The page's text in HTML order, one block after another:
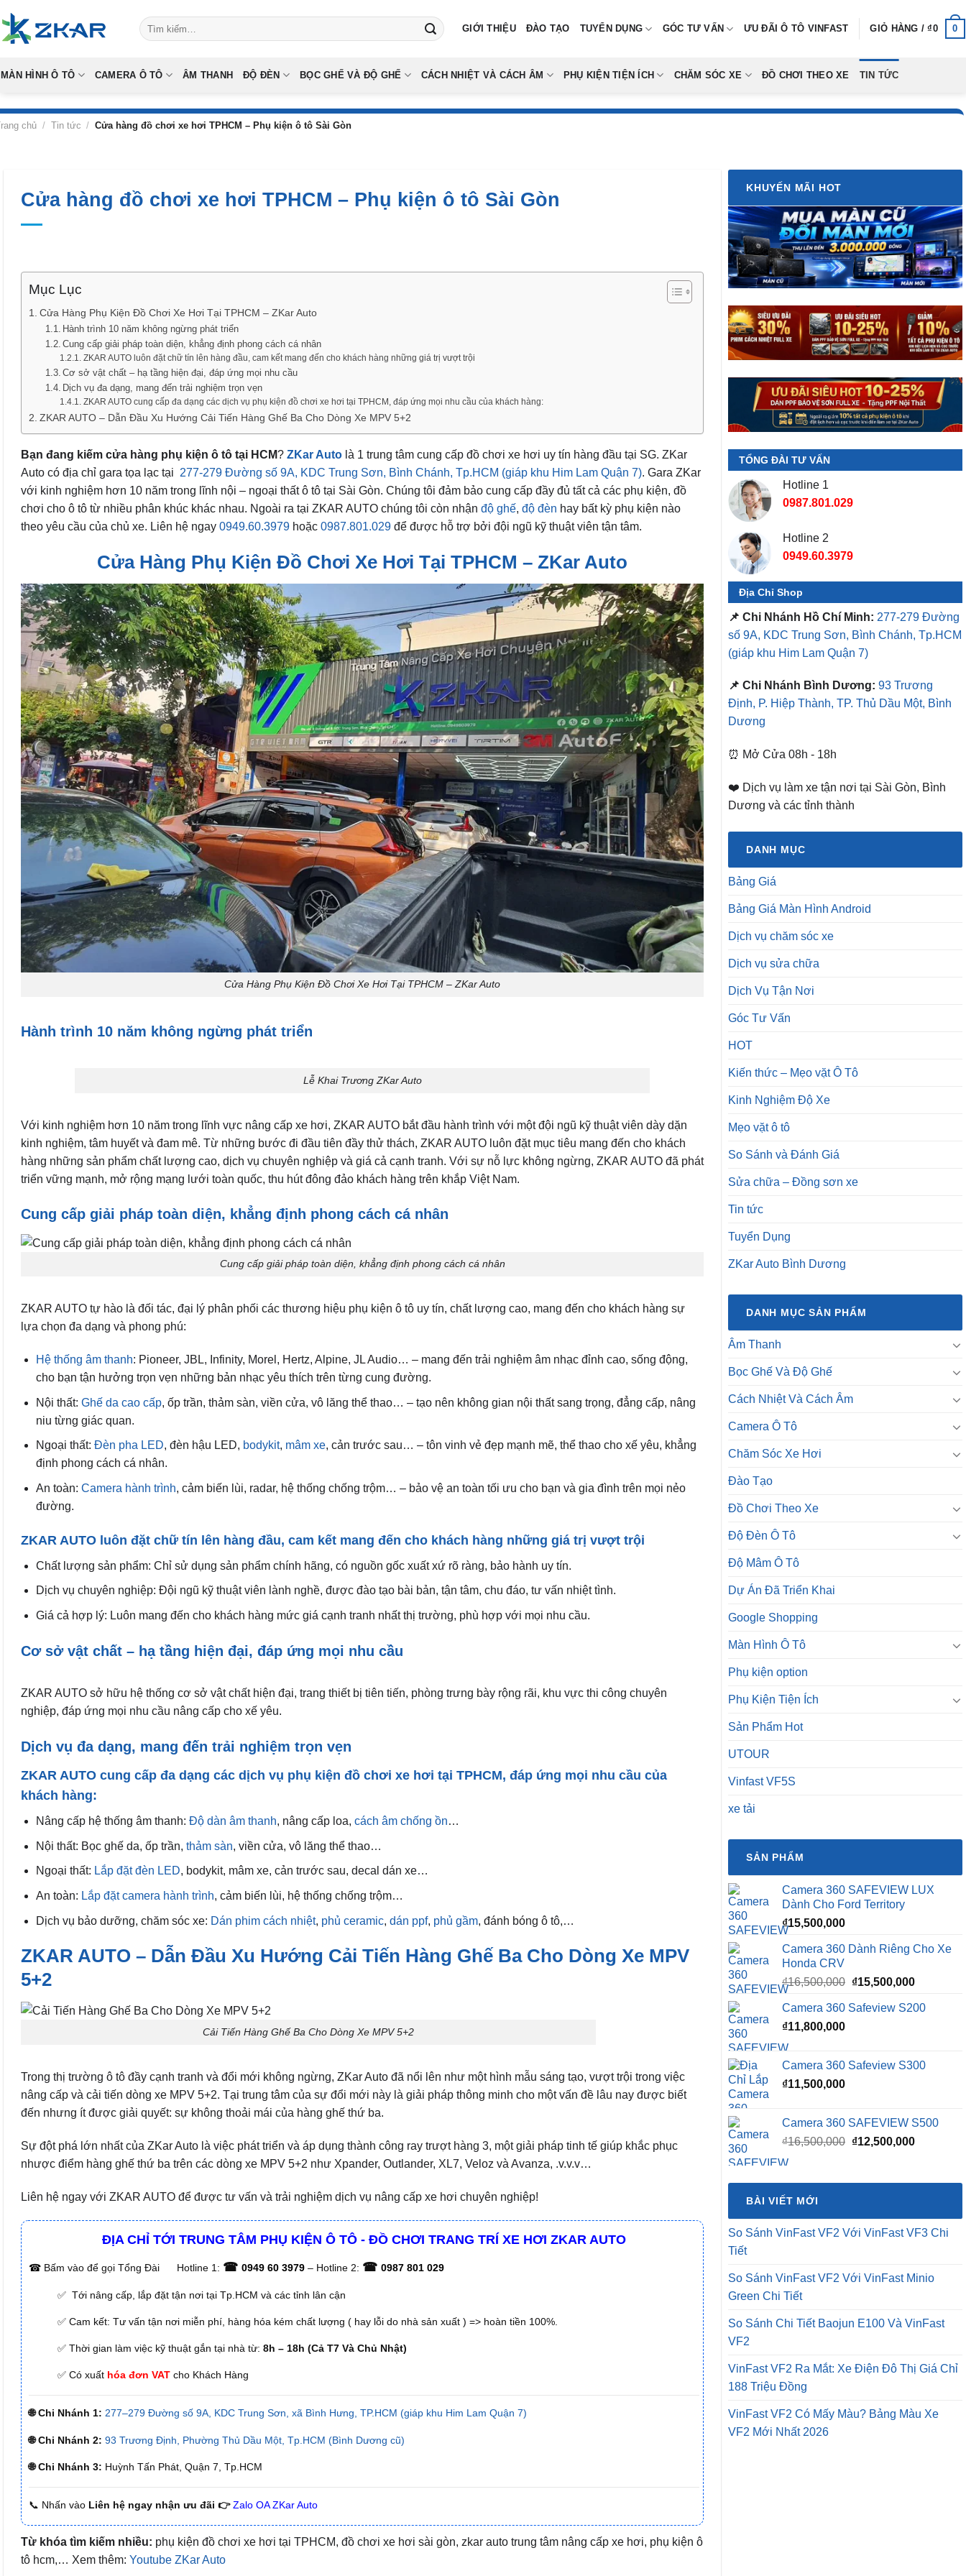
to
content
Tìm
kiếm:
GIỚI THIỆU ĐÀO TẠO TUYỂN DỤNG GÓC TƯ VẤN ƯU ĐÃI Ô TÔ VINFAST GIỎ HÀNG /₫0 0
MÀN HÌNH Ô TÔ CAMERA Ô TÔ ÂM THANH ĐỘ ĐÈN BỌC GHẾ VÀ ĐỘ GHẾ CÁCH NHIỆT VÀ CÁCH ÂM PHỤ KIỆN TIỆN ÍCH CHĂM SÓC XE ĐỒ CHƠI THEO XE TIN TỨC
chủ / Tin tức / Cửa hàng đồ chơi xe hơi TPHCM – Phụ kiện ô tô Sài Gòn
Cửa hàng đồ chơi xe hơi TPHCM – Phụ kiện ô tô Sài Gòn
Mục Lục
Cửa Hàng Phụ Kiện Đồ Chơi Xe Hơi Tại TPHCM – ZKar Auto
Hành trình 10 năm không ngừng phát triển
Cung cấp giải pháp toàn diện, khẳng định phong cách cá nhân
ZKAR AUTO luôn đặt chữ tín lên hàng đầu, cam kết mang đến cho khách hàng những giá trị vượt trội
Cơ sở vật chất – hạ tầng hiện đại, đáp ứng mọi nhu cầu
Dịch vụ đa dạng, mang đến trải nghiệm trọn vẹn
ZKAR AUTO cung cấp đa dạng các dịch vụ phụ kiện đồ chơi xe hơi tại TPHCM, đáp ứng mọi nhu cầu của khách hàng:
ZKAR AUTO – Dẫn Đầu Xu Hướng Cải Tiến Hàng Ghế Ba Cho Dòng Xe MPV 5+2
Bạn đang kiếm cửa hàng phụ kiện ô tô tại HCM? ZKar Auto là 1 trung tâm cung cấp đồ chơi xe hơi uy tín hàng đầu tại SG. ZKar
Auto có địa chỉ gara tọa lạc tại 277-279 Đường số 9A, KDC Trung Sơn, Bình Chánh, Tp.HCM (giáp khu Him Lam Quận 7). Gara ZKar
với kinh nghiệm hơn 10 năm trong lĩnh nội – ngoại thất ô tô tại Sài Gòn. Chúng tôi đảm bảo cung cấp đầy đủ tất cả các phụ kiện, đồ
chơi cho ô tô từ nhiều phân khúc khác nhau. Ngoài ra tại ZKAR AUTO chúng tôi còn nhận độ ghế, độ đèn hay bất kỳ phụ kiện nào
theo yêu cầu của chủ xe. Liên hệ ngay 0949.60.3979 hoặc 0987.801.029 để được hỗ trợ bởi đội ngũ kỹ thuật viên tận tâm.
Cửa Hàng Phụ Kiện Đồ Chơi Xe Hơi Tại TPHCM – ZKar Auto
Cửa Hàng Phụ Kiện Đồ Chơi Xe Hơi Tại TPHCM – ZKar Auto
Hành trình 10 năm không ngừng phát triển
Lễ Khai Trương ZKar Auto
Với kinh nghiệm hơn 10 năm trong lĩnh vực nâng cấp xe hơi, ZKAR AUTO bắt đầu hành trình với một đội ngũ kỹ thuật viên dày dặn
kinh nghiệm, tâm huyết và đam mê. Từ những bước đi đầu tiên đầy thử thách, ZKAR AUTO luôn đặt mục tiêu mang đến cho khách
hàng những sản phẩm chất lượng cao, dịch vụ chuyên nghiệp và giá cả cạnh tranh. Với sự nỗ lực không ngừng, ZKAR AUTO đã phát
triển vững mạnh, mở rộng mạng lưới toàn quốc, thu hút đông đảo khách hàng trên khắp Việt Nam.
Cung cấp giải pháp toàn diện, khẳng định phong cách cá nhân
Cung cấp giải pháp toàn diện, khẳng định phong cách cá nhân
ZKAR AUTO tự hào là đối tác, đại lý phân phối các thương hiệu phụ kiện ô tô uy tín, chất lượng cao, mang đến cho khách hàng sự
lựa chọn đa dạng và phong phú:
Hệ thống âm thanh: Pioneer, JBL, Infinity, Morel, Hertz, Alpine, JL Audio… – mang đến trải nghiệm âm nhạc đỉnh cao, sống động,
cho bạn tận hưởng trọn vẹn những bản nhạc yêu thích trên từng cung đường.
Nội thất: Ghế da cao cấp, ốp trần, thảm sàn, viền cửa, vô lăng thể thao… – tạo nên không gian nội thất sang trọng, đẳng cấp, nâng
niu từng giác quan.
Ngoại thất: Đèn pha LED, đèn hậu LED, bodykit, mâm xe, cản trước sau… – tôn vinh vẻ đẹp mạnh mẽ, thể thao cho xế yêu, khẳng
định phong cách cá nhân.
An toàn: Camera hành trình, cảm biến lùi, radar, hệ thống chống trộm… – bảo vệ an toàn tối ưu cho bạn và gia đình trên mọi nẻo
đường.
ZKAR AUTO luôn đặt chữ tín lên hàng đầu, cam kết mang đến cho khách hàng những giá trị vượt trội
Chất lượng sản phẩm: Chỉ sử dụng sản phẩm chính hãng, có nguồn gốc xuất xứ rõ ràng, bảo hành uy tín.
Dịch vụ chuyên nghiệp: Đội ngũ kỹ thuật viên lành nghề, được đào tạo bài bản, tận tâm, chu đáo, tư vấn nhiệt tình.
Giá cả hợp lý: Luôn mang đến cho khách hàng mức giá cạnh tranh nhất thị trường, phù hợp với mọi nhu cầu.
Cơ sở vật chất – hạ tầng hiện đại, đáp ứng mọi nhu cầu
ZKAR AUTO sở hữu hệ thống cơ sở vật chất hiện đại, trang thiết bị tiên tiến, phòng trưng bày rộng rãi, khu vực thi công chuyên
nghiệp, đáp ứng mọi nhu cầu nâng cấp cho xế yêu.
Dịch vụ đa dạng, mang đến trải nghiệm trọn vẹn
ZKAR AUTO cung cấp đa dạng các dịch vụ phụ kiện đồ chơi xe hơi tại TPHCM, đáp ứng mọi nhu cầu của
khách hàng:
Nâng cấp hệ thống âm thanh: Độ dàn âm thanh, nâng cấp loa, cách âm chống ồn…
Nội thất: Bọc ghế da, ốp trần, thảm sàn, viền cửa, vô lăng thể thao…
Ngoại thất: Lắp đặt đèn LED, bodykit, mâm xe, cản trước sau, decal dán xe…
An toàn: Lắp đặt camera hành trình, cảm biến lùi, hệ thống chống trộm…
Dịch vụ bảo dưỡng, chăm sóc xe: Dán phim cách nhiệt, phủ ceramic, dán ppf, phủ gầm, đánh bóng ô tô,…
ZKAR AUTO – Dẫn Đầu Xu Hướng Cải Tiến Hàng Ghế Ba Cho Dòng Xe MPV
5+2
Cải Tiến Hàng Ghế Ba Cho Dòng Xe MPV 5+2
Trong thị trường ô tô đầy cạnh tranh và đổi mới không ngừng, ZKar Auto đã nổi lên như một hình mẫu sáng tạo, vượt trội trong việc
nâng cấp và cải tiến dòng xe MPV 5+2. Tại trung tâm của sự đổi mới này là giải pháp thông minh cho một vấn đề lâu nay được biết
đến nhưng ít được giải quyết: sự không thoải mái của hàng ghế thứ ba.
Sự đột phá lớn nhất của ZKar Auto là việc phát triển và áp dụng thành công ray trượt hàng 3, một giải pháp tinh tế giúp khắc phục
nhược điểm hàng ghế thứ ba trên các dòng xe MPV 5+2 như Xpander, Outlander, XL7, Veloz và Avanza, .v.v.v…
Liên hệ ngay với ZKAR AUTO để được tư vấn và trải nghiệm dịch vụ nâng cấp xe hơi chuyên nghiệp!
ĐỊA CHỈ TỚI TRUNG TÂM PHỤ KIỆN Ô TÔ - ĐỒ CHƠI TRANG TRÍ XE HƠI ZKAR AUTO
☎ Bấm vào để gọi Tổng Đài Hotline 1: ☎ 0949 60 3979 – Hotline 2: ☎ 0987 801 029
✅ Tới nâng cấp, lắp đặt tận nơi tại Tp.HCM và các tỉnh lân cận
✅ Cam kết: Tư vấn tận nơi miễn phí, hàng hóa kém chất lượng ( hay lỗi do nhà sản xuất ) => hoàn tiền 100%.
✅ Thời gian làm việc kỹ thuật gắn tại nhà từ: 8h – 18h (Cả T7 Và Chủ Nhật)
✅ Có xuất hóa đơn VAT cho Khách Hàng
🌐 Chi Nhánh 1: 277–279 Đường số 9A, KDC Trung Sơn, xã Bình Hưng, TP.HCM (giáp khu Him Lam Quận 7)
🌐 Chi Nhánh 2: 93 Trương Định, Phường Thủ Dầu Một, Tp.HCM (Bình Dương cũ)
🌐 Chi Nhánh 3: Huỳnh Tấn Phát, Quận 7, Tp.HCM
📞 Nhấn vào Liên hệ ngay nhận ưu đãi 👉 Zalo OA ZKar Auto
Từ khóa tìm kiếm nhiều: phụ kiện đồ chơi xe hơi tại TPHCM, đồ chơi xe hơi sài gòn, zkar auto trung tâm nâng cấp xe hơi, phụ kiện ô
tô hcm,… Xem thêm: Youtube ZKar Auto
KHUYẾN MÃI HOT
TỔNG ĐÀI TƯ VẤN
Hotline 1
0987.801.029
Hotline 2
0949.60.3979
Địa Chỉ Shop
📌 Chi Nhánh Hồ Chí Minh: 277-279 Đường
số 9A, KDC Trung Sơn, Bình Chánh, Tp.HCM
(giáp khu Him Lam Quận 7)
📌 Chi Nhánh Bình Dương: 93 Trương
Định, P. Hiệp Thành, TP. Thủ Dầu Một, Bình
Dương
⏰ Mở Cửa 08h - 18h
❤️ Dịch vụ làm xe tận nơi tại Sài Gòn, Bình
Dương và các tỉnh thành
DANH MỤC
Bảng Giá
Bảng Giá Màn Hình Android
Dịch vụ chăm sóc xe
Dịch vụ sửa chữa
Dịch Vụ Tận Nơi
Góc Tư Vấn
HOT
Kiến thức – Mẹo vặt Ô Tô
Kinh Nghiệm Độ Xe
Mẹo vặt ô tô
So Sánh và Đánh Giá
Sửa chữa – Đồng sơn xe
Tin tức
Tuyển Dụng
ZKar Auto Bình Dương
DANH MỤC SẢN PHẨM
Âm Thanh
Bọc Ghế Và Độ Ghế
Cách Nhiệt Và Cách Âm
Camera Ô Tô
Chăm Sóc Xe Hơi
Đào Tạo
Đồ Chơi Theo Xe
Độ Đèn Ô Tô
Độ Mâm Ô Tô
Dự Án Đã Triển Khai
Google Shopping
Màn Hình Ô Tô
Phụ kiện option
Phụ Kiện Tiện Ích
Sản Phẩm Hot
UTOUR
Vinfast VF5S
xe tải
SẢN PHẨM
Camera 360 SAFEVIEW LUX
Dành Cho Ford Territory
₫15,500,000
Camera 360 Dành Riêng Cho Xe
Honda CRV
₫16,500,000 Giá
là:
₫15,500,000Giá
tại
Camera 360 Safeview S200
₫11,800,000
Camera 360 Safeview S300
₫11,500,000
Camera 360 SAFEVIEW S500
₫16,500,000 Giá
₫16,500,000.
₫12,500,000Giá
là:
BÀI VIẾT MỚI
So Sánh VinFast VF2 Với VinFast VF3 Chi
Tiết
So Sánh VinFast VF2 Với VinFast Minio
Green Chi Tiết
So Sánh Chi Tiết Baojun E100 Và VinFast
VF2
VinFast VF2 Ra Mắt: Xe Điện Đô Thị Giá Chỉ
188 Triệu Đồng
VinFast VF2 Có Mấy Màu? Bảng Màu Xe
VF2 Mới Nhất 2026